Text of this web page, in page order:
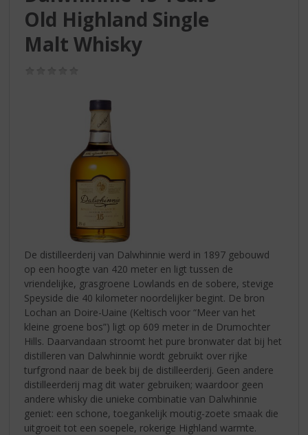
Old Highland Single
Malt Whisky
De distilleerderij van Dalwhinnie werd in 1897 gebouwd
op een hoogte van 420 meter en ligt tussen de
vriendelijke, grasgroene Lowlands en de sobere, stevige
Speyside die 40 kilometer noordelijker begint. De bron
Lochan an Doire-Uaine (Keltisch voor “Meer van het
kleine groene bos”) ligt op 609 meter in de Drumochter
Hills. Daarvandaan stroomt het pure bronwater dat bij het
distilleren van Dalwhinnie wordt gebruikt over rijke
turfgrond naar de beek bij de distilleerderij. Geen andere
distilleerderij mag dit water gebruiken; waardoor geen
andere whisky die unieke combinatie van Dalwhinnie
geniet: een schone, toegankelijk moutig-zoete smaak die
uitgroeit tot een soepele, rokerige Highland warmte.